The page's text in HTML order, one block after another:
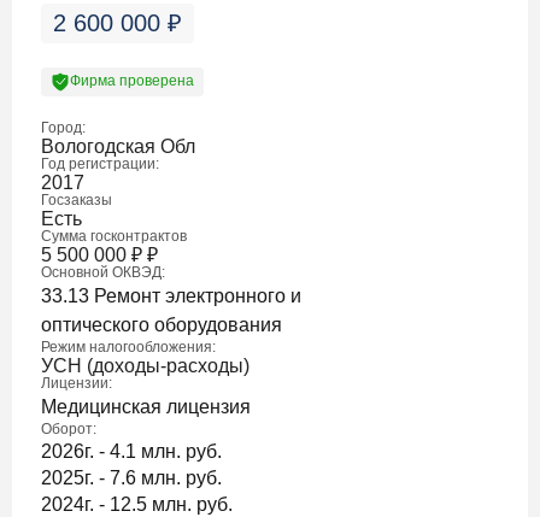
2 600 000 ₽
Фирма проверена
Город:
Вологодская Обл
Год регистрации:
2017
Госзаказы
Есть
Сумма госконтрактов
5 500 000 ₽ ₽
Основной ОКВЭД:
33.13 Ремонт электронного и
оптического оборудования
Режим налогообложения:
УСН (доходы-расходы)
Лицензии:
Медицинская лицензия
Оборот:
2026г. - 4.1 млн. руб.
2025г. - 7.6 млн. руб.
2024г. - 12.5 млн. руб.